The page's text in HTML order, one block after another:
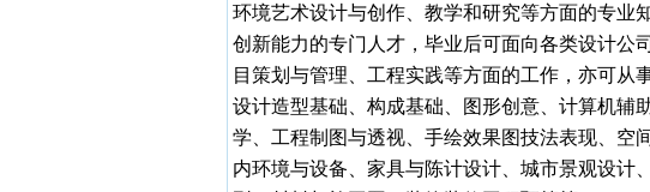
环境艺术设计与创作、教学和研究等方面的专业
创新能力的专门人才，毕业后可面向各类设计公
目策划与管理、工程实践等方面的工作，亦可从
设计造型基础、构成基础、图形创意、计算机辅
学、工程制图与透视、手绘效果图技法表现、空
内环境与设备、家具与陈计设计、城市景观设计